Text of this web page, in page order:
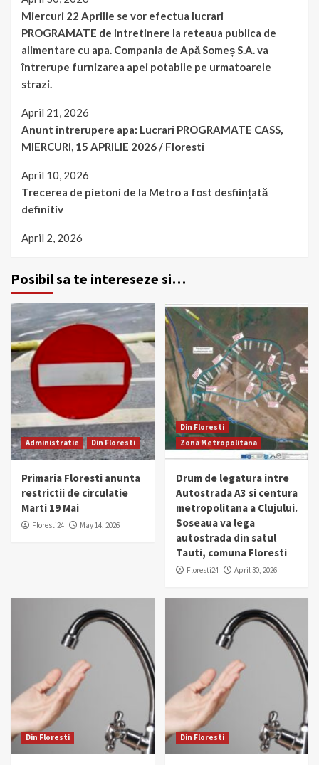
Miercuri 22 Aprilie se vor efectua lucrari
PROGRAMATE de intretinere la reteaua publica de
alimentare cu apa. Compania de Apă Someș S.A. va
întrerupe furnizarea apei potabile pe urmatoarele
strazi.
April 21, 2026
Anunt intrerupere apa: Lucrari PROGRAMATE CASS,
MIERCURI, 15 APRILIE 2026 / Floresti
April 10, 2026
Trecerea de pietoni de la Metro a fost desființată
definitiv
April 2, 2026
Posibil sa te intereseze si…
Administratie Din Floresti
Primaria Floresti anunta
restrictii de circulatie
Marti 19 Mai
Floresti24 May 14, 2026
Din Floresti
Zona Metropolitana
Drum de legatura intre
Autostrada A3 si centura
metropolitana a Clujului.
Soseaua va lega
autostrada din satul
Tauti, comuna Floresti
Floresti24 April 30, 2026
Din Floresti Din Floresti